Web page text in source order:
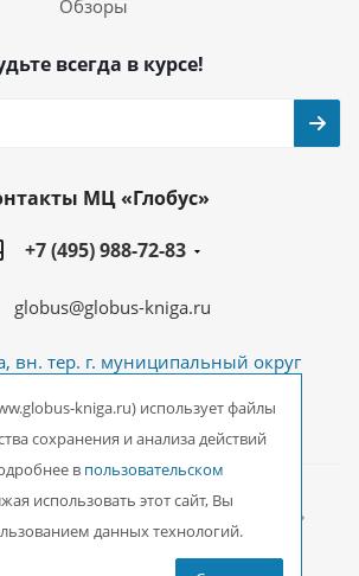
Обзоры
всегда в курсе!
МЦ «Глобус»
+7 (495) 988-72-83
globus@globus-kniga.ru
вн. тер. г. муниципальный округ
Центр «Глобус»
kniga.ru) использует файлы
сохранения и анализа действий
в пользовательском
использовать этот сайт, Вы
данных технологий.